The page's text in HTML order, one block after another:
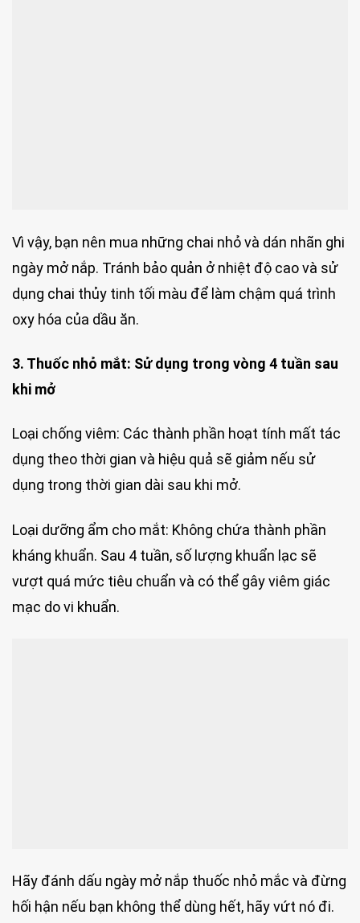
Vì vậy, bạn nên mua những chai nhỏ và dán nhãn ghi
ngày mở nắp. Tránh bảo quản ở nhiệt độ cao và sử
dụng chai thủy tinh tối màu để làm chậm quá trình
oxy hóa của dầu ăn.
3. Thuốc nhỏ mắt: Sử dụng trong vòng 4 tuần sau
khi mở
Loại chống viêm: Các thành phần hoạt tính mất tác
dụng theo thời gian và hiệu quả sẽ giảm nếu sử
dụng trong thời gian dài sau khi mở.
Loại dưỡng ẩm cho mắt: Không chứa thành phần
kháng khuẩn. Sau 4 tuần, số lượng khuẩn lạc sẽ
vượt quá mức tiêu chuẩn và có thể gây viêm giác
mạc do vi khuẩn.
Hãy đánh dấu ngày mở nắp thuốc nhỏ mắc và đừng
hối hận nếu bạn không thể dùng hết, hãy vứt nó đi.